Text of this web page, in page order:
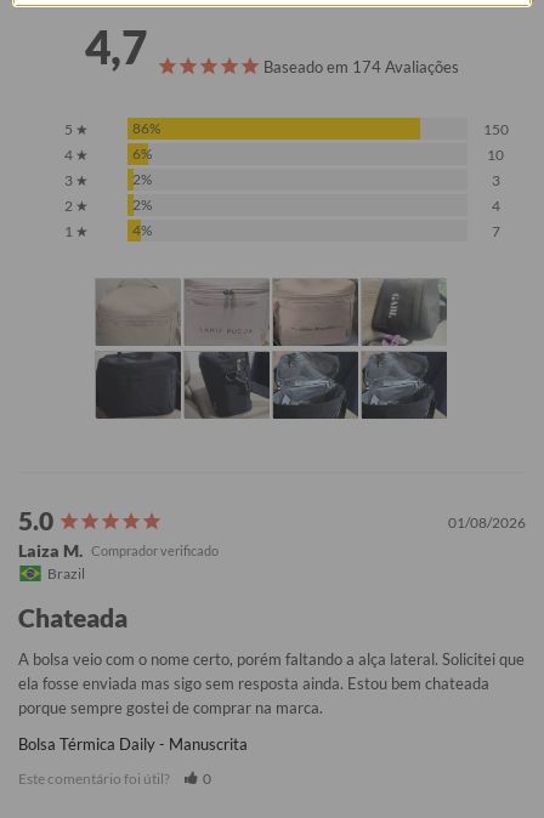
4,7 Baseado em 174 Avaliações
5 ★ 86%
150
4 ★
6%
10
3 ★
2%
3
2 ★
2%
4
1 ★
4% 7
01/08/2026
Laiza M.
Brazil
Chateada
A bolsa veio com o nome certo, porém faltando a alça lateral. Solicitei que
ela fosse enviada mas sigo sem resposta ainda. Estou bem chateada
porque sempre gostei de comprar na marca.
Bolsa Térmica Daily - Manuscrita
Este comentário foi útil? 0